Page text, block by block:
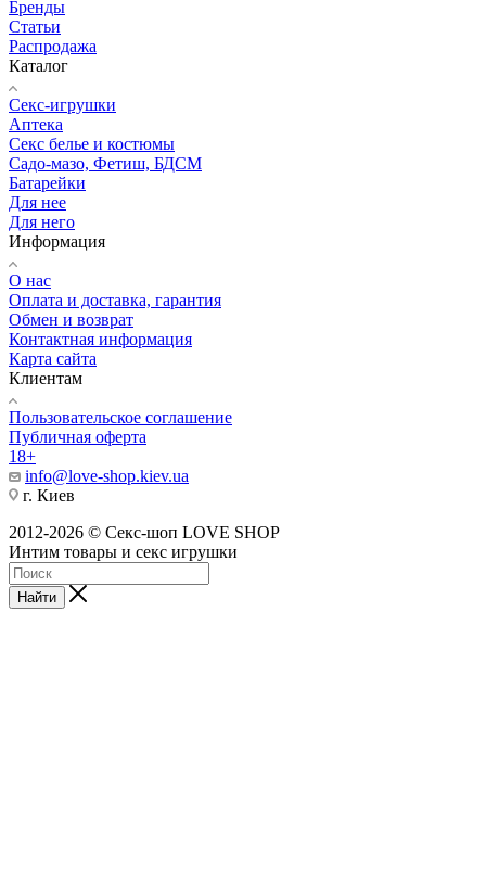
Бренды
Статьи
Распродажа
Каталог
Секс-игрушки
Аптека
Секс белье и костюмы
Садо-мазо, Фетиш, БДСМ
Батарейки
Для нее
Для него
Информация
О нас
Оплата и доставка, гарантия
Обмен и возврат
Контактная информация
Карта сайта
Клиентам
Пользовательское соглашение
Публичная оферта
18+
info@love-shop.kiev.ua
г. Киев
2012-2026 © Секс-шоп LOVE SHOP
Интим товары и секс игрушки
Найти